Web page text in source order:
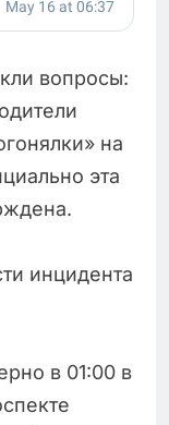
вопросы:
на
эта
инцидента
в 01:00 в